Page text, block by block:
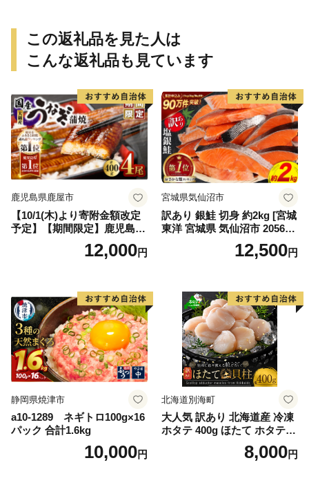
この返礼品を見た人は
こんな返礼品も見ています
鹿児島県鹿屋市
【10/1(木)より寄附金額改定
予定】【期間限定】鹿児島県
大隅産うなぎ蒲焼4尾（400
g） KN007-02312,000円
宮城県気仙沼市
訳あり 銀鮭 切身 約2kg [宮城
東洋 宮城県 気仙沼市 205649
91] 鮭 魚介類 海鮮 訳アリ 規
格外 不揃い さけ サケ 鮭切身
切り身 魚 わけあり
12,500円
静岡県焼津市
a10-1289 ネギトロ100g×16
パック 合計1.6kg
10,000円
北海道別海町
大人気 訳あり 北海道産 冷凍
ホタテ 400g ほたて ホタテ
8,000円